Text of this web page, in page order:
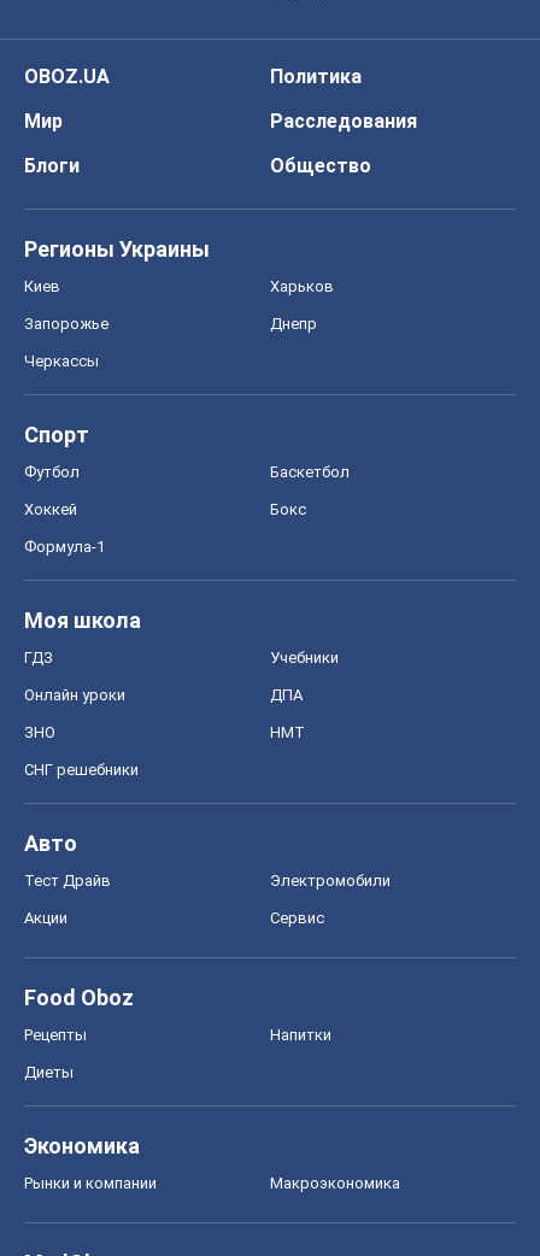
OBOZ.UA
Политика
Мир
Расследования
Блоги
Общество
Регионы Украины
Киев Харьков
Запорожье Днепр
Черкассы
Спорт
Футбол Баскетбол
Хоккей Бокс
Формула-1
Моя школа
ГДЗ Учебники
Онлайн уроки ДПА
ЗНО НМТ
СНГ решебники
Авто
Тест Драйв Электромобили
Акции Сервис
Food Oboz
Рецепты Напитки
Диеты
Экономика
Рынки и компании Mакроэкономика